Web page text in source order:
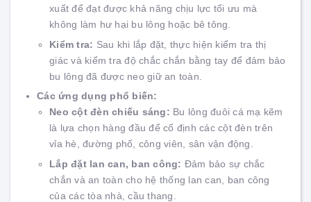
xuất để đạt được khả năng chịu lực tối ưu mà
không làm hư hại bu lông hoặc bê tông.
Kiểm tra: Sau khi lắp đặt, thực hiện kiểm tra thị
giác và kiểm tra độ chắc chắn bằng tay để đảm bảo
bu lông đã được neo giữ an toàn.
Các ứng dụng phổ biến:
Neo cột đèn chiếu sáng: Bu lông đuôi cá mạ kẽm
là lựa chọn hàng đầu để cố định các cột đèn trên
vỉa hè, đường phố, công viên, sân vận động.
Lắp đặt lan can, ban công: Đảm bảo sự chắc
chắn và an toàn cho hệ thống lan can, ban công
của các tòa nhà, cầu thang.